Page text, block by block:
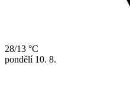
28/13 °C
pondělí 10. 8.